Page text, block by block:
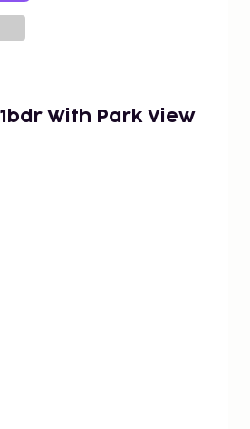
With Park View